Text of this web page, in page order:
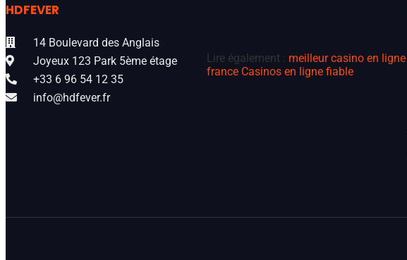
HDFEVER
14 Boulevard des Anglais
Joyeux 123 Park 5ème étage
+33 6 96 54 12 35
info@hdfever.fr
Lire également : meilleur casino en ligne
france Casinos en ligne fiable